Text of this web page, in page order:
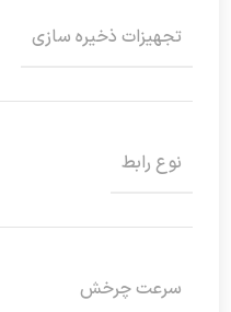
تجهیزات ذخیره سازی
نوع رابط
سرعت چرخش